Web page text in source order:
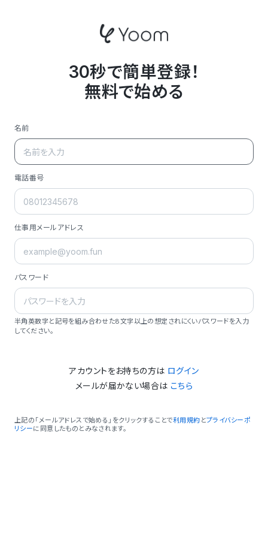
30秒で簡単登録！
無料で始める
名前
電話番号
仕事用メールアドレス
パスワード
半角英数字と記号を組み合わせた8文字以上の想定されにくいパスワードを入力
してください。
アカウントをお持ちの方は ログイン
メールが届かない場合は こちら
上記の「メールアドレスで始める」をクリックすることで利用規約 とプライバシーポ
リシーに同意したものとみなされます。